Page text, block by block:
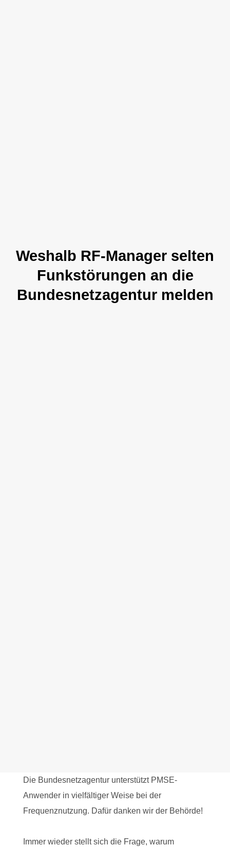
Weshalb RF-Manager selten
Funkstörungen an die
Bundesnetzagentur melden
Die Bundesnetzagentur unterstützt PMSE-
Anwender in vielfältiger Weise bei der
Frequenznutzung. Dafür danken wir der Behörde!
Immer wieder stellt sich die Frage, warum